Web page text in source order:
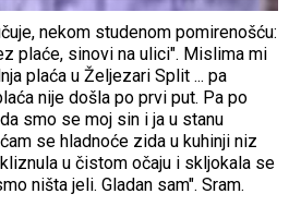
nekom studenom pomirenošću:
plaće, sinovi na ulici". Mislima mi
plaća u Željezari Split ... pa
nije došla po prvi put. Pa po
smo se moj sin i ja u stanu
se hladnoće zida u kuhinji niz
u čistom očaju i skljokala se
ništa jeli. Gladan sam". Sram.